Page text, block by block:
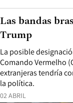
02 ABRIL
La posible
Comando Vermelho
extranjeras tendría
la política.
Las bandas
Trump